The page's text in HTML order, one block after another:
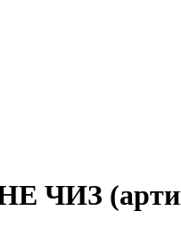
ЧИЗ